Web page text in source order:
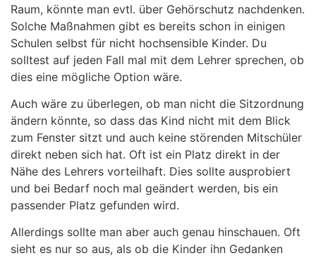
Raum, könnte man evtl. über Gehörschutz nachdenken.
Solche Maßnahmen gibt es bereits schon in einigen
Schulen selbst für nicht hochsensible Kinder. Du
solltest auf jeden Fall mal mit dem Lehrer sprechen, ob
dies eine mögliche Option wäre.
Auch wäre zu überlegen, ob man nicht die Sitzordnung
ändern könnte, so dass das Kind nicht mit dem Blick
zum Fenster sitzt und auch keine störenden Mitschüler
direkt neben sich hat. Oft ist ein Platz direkt in der
Nähe des Lehrers vorteilhaft. Dies sollte ausprobiert
und bei Bedarf noch mal geändert werden, bis ein
passender Platz gefunden wird.
Allerdings sollte man aber auch genau hinschauen. Oft
sieht es nur so aus, als ob die Kinder ihn Gedanken